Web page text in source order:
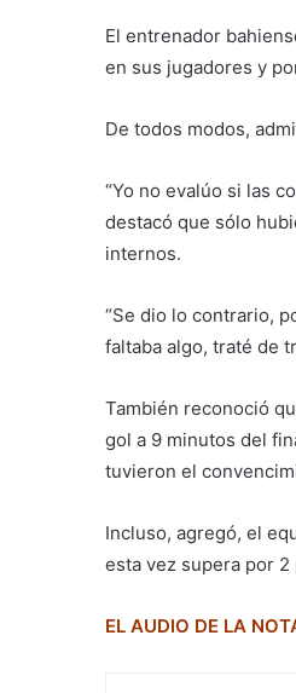
El entrenador
en sus jugadores y
De todos modos,
“Yo no evalúo si las
destacó que sólo
internos.
“Se dio lo contrario,
faltaba algo, traté de
También reconoció
gol a 9 minutos del
tuvieron el
Incluso, agregó, el
esta vez supera por
EL AUDIO DE LA